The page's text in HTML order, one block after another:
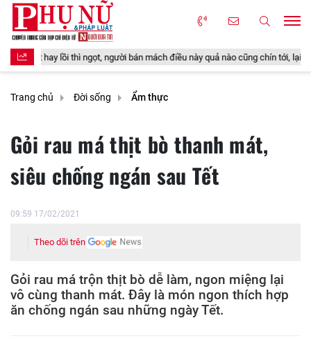
thì ngọt, người bán mách điều này quả nào cũng chín tới, lại chẳng lo có giòi
Trang chủ Đời sống Ẩm thực
Gỏi rau má thịt bò thanh mát,
siêu chống ngán sau Tết
09:59 17/02/2021
Theo dõi trên
Gỏi rau má trộn thịt bò dễ làm, ngon miệng lại
vô cùng thanh mát. Đây là món ngon thích hợp
ăn chống ngán sau những ngày Tết.